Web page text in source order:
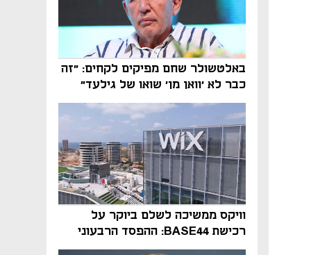
באלטשולר שחם מפיקים לקחים: "זה
כבר לא 'וואן מן' שואו של גילעד"
וויקס ממשיכה לשלם ביוקר על
רכישת BASE44: ההפסד הרבעוני
זינק ל-76 מיליון דולר